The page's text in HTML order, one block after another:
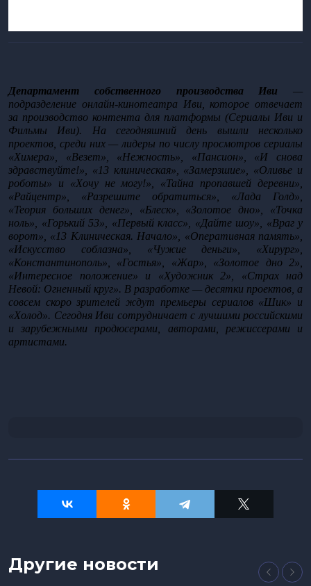
Департамент собственного производства Иви —
подразделение онлайн-кинотеатра Иви, которое отвечает
за производство контента для платформы (Сериалы Иви и
Фильмы Иви). На сегодняшний день вышли несколько
проектов, среди них — лидеры по числу просмотров сериалы
«Химера», «Везет», «Нежность», «Пансион», «И снова
здравствуйте!», «13 клиническая», «Замерзшие», «Оливье и
роботы» и «Хочу не могу!», «Тайна пропавшей деревни»,
«Райцентр», «Разрешите обратиться», «Лада Голд»,
«Теория больших денег», «Блеск», «Золотое дно», «Точка
ноль», «Горький 53», «Первый класс», «Дайте шоу», «Враг у
ворот», «13 Клиническая. Начало», «Оперативная память»,
«Искусство соблазна», «Чужие деньги», «Хирург»,
«Константинополь», «Гостья», «Жар», «Золотое дно 2»,
«Интересное положение» и «Художник 2», «Страх над
Невой: Огненный круг». В разработке — десятки проектов, а
совсем скоро зрителей ждут премьеры сериалов «Шик» и
«Холод». Сегодня Иви сотрудничает с лучшими российскими
и зарубежными продюсерами, авторами, режиссерами и
артистами.
Другие новости